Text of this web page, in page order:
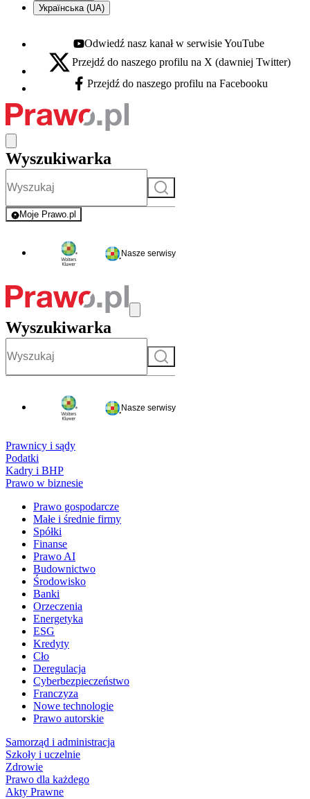
Українська (UA)
Youtube - otwiera się w nowej karcie
Odwiedź nasz kanał w serwisie YouTube
X - otwiera się w nowej karcie
Przejdź do naszego profilu na X (dawniej Twitter)
Facebook - otwiera się w nowej karcie
Przejdź do naszego profilu na Facebooku
Wyszukiwarka
Szukaj
Moje Prawo.pl
- rejestracja i logowanie do serwisu
Nasze serwisy
Wyszukiwarka
Szukaj
Nasze serwisy
Prawnicy i sądy
Podatki
Kadry i BHP
Prawo w biznesie
Prawo gospodarcze
Małe i średnie firmy
Spółki
Finanse
Prawo AI
Budownictwo
Środowisko
Banki
Orzeczenia
Energetyka
ESG
Kredyty
Cło
Deregulacja
Cyberbezpieczeństwo
Franczyza
Nowe technologie
Prawo autorskie
Samorząd i administracja
Szkoły i uczelnie
Zdrowie
Prawo dla każdego
Akty Prawne